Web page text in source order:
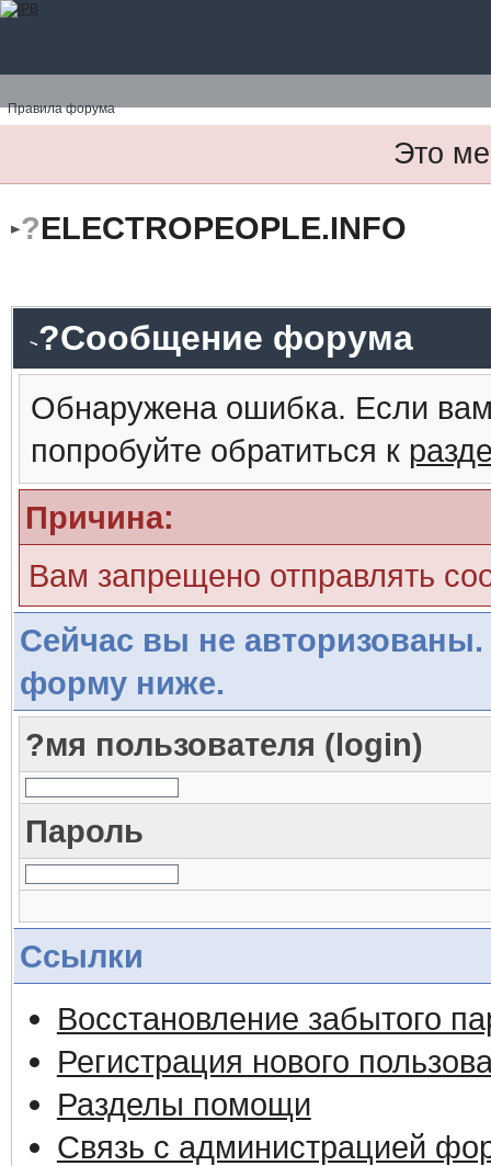
Правила форума
Это
?ELECTROPEOPLE.INFO
?Сообщение форума
Обнаружена ошибка. Если
попробуйте обратиться к
Причина:
Вам запрещено отправлять
Сейчас вы не авторизованы.
форму ниже.
?мя пользователя (login)
Пароль
Ссылки
Восстановление забытого
Регистрация нового
Разделы помощи
Связь с администрацией